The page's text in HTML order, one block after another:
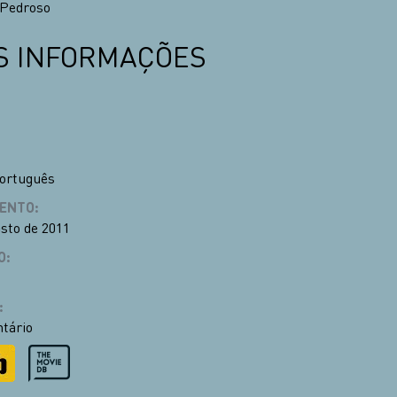
INFORMAÇÕES
:
de 2011
:
: